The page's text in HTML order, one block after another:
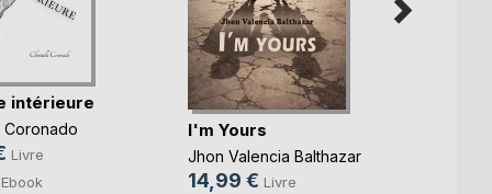
intérieure
Coronado
Livre
Ebook
I'm Yours
Jhon Valencia Balthazar
14,99 € Livre